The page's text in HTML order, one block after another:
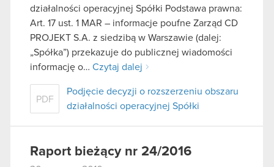
działalności operacyjnej Spółki Podstawa prawna:
Art. 17 ust. 1 MAR – informacje poufne Zarząd CD
PROJEKT S.A. z siedzibą w Warszawie (dalej:
„Spółka”) przekazuje do publicznej wiadomości
informację o… Czytaj dalej
PDF
Podjęcie decyzji o rozszerzeniu obszaru
działalności operacyjnej Spółki
Raport bieżący nr 24/2016